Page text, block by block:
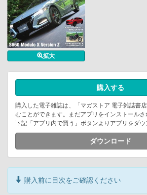
拡大
購入する
購入した電子雑誌は、「マガストア 電子雑誌書
むことができます。まだアプリをインストールさ
下記「アプリ内で買う」ボタンよりアプリをダウ
ダウンロード
購入前に目次をご確認ください